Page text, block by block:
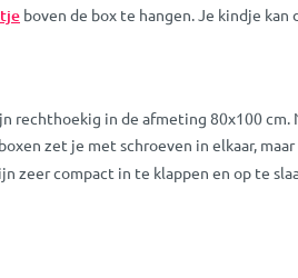
boven de box te hangen. Je kindje
in de afmeting 80x100 cm.
zet je met schroeven in elkaar,
zeer compact in te klappen en op te